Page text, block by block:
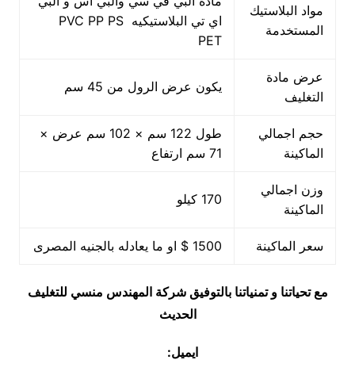
مواد البلاستيك
المستخدمة
اي تي البلاستيكيه PVC PP PS
PET
عرض مادة
التغليف
يكون عرض الرول من 45 سم
حجم اجمالي
الماكينة
طول 122 سم × 102 سم عرض ×
71 سم ارتفاع
وزن اجمالي
الماكينة
170 كيلو
سعر الماكينة 1500 $ او ما يعادله بالجنيه المصرى
مع تحياتنا و تمنياتنا بالتوفيق شركة المهندس منسي للتغليف
الحديث
ايميل: